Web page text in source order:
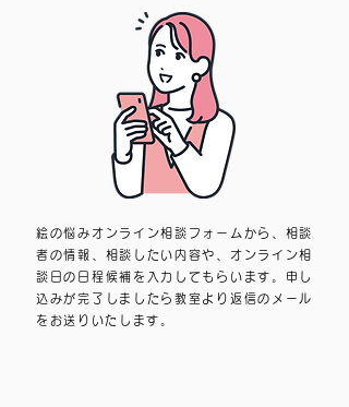
絵の悩みオンライン相談フォームから、相談
者の情報、相談したい内容や、オンライン相
談日の日程候補を入力してもらいます。申し
込みが完了しましたら教室より返信のメール
をお送りいたします。